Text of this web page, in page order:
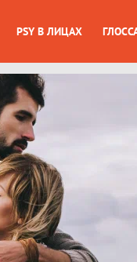
PSY В ЛИЦАХ